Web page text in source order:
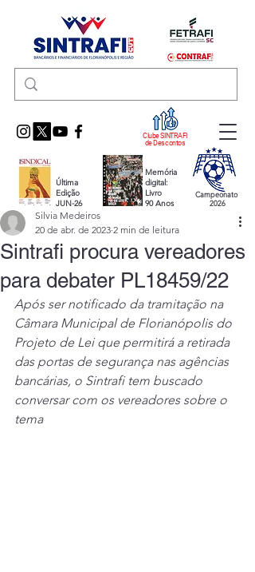
Clube SINTRAFI
de Descontos
Última
Edição
JUN-26
Memória
digital:
Livro
90 Anos
Campeonato
2026
Sintrafi procura vereadores
para debater PL18459/22
Silvia Medeiros
20 de abr. de 2023 2 min de leitura
Após ser notificado da tramitação na
Câmara Municipal de Florianópolis do
Projeto de Lei que permitirá a retirada
das portas de segurança nas agências
bancárias, o Sintrafi tem buscado
conversar com os vereadores sobre o
tema